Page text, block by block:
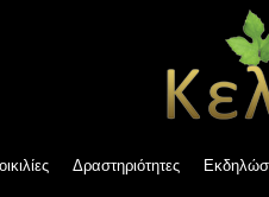
Δραστηριότητες